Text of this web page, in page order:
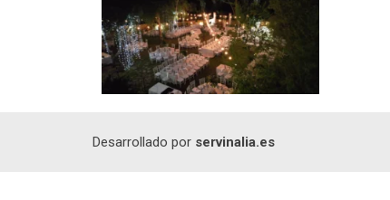
Desarrollado por servinalia.es